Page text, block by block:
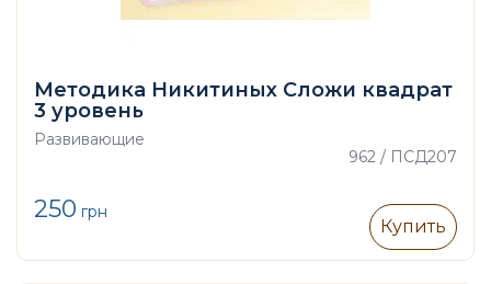
Методика Никитиных Сложи квадрат
3 уровень
Развивающие
962 / ПСД207
250 грн
Купить